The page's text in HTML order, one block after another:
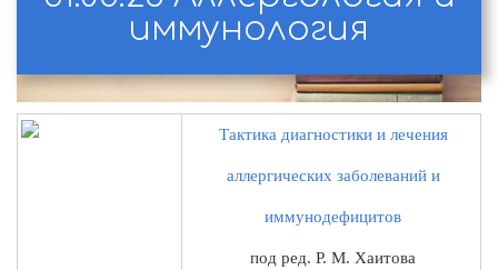
иммунология
Тактика диагностики и лечения
аллергических заболеваний и
иммунодефицитов
под ред. Р. М. Хаитова